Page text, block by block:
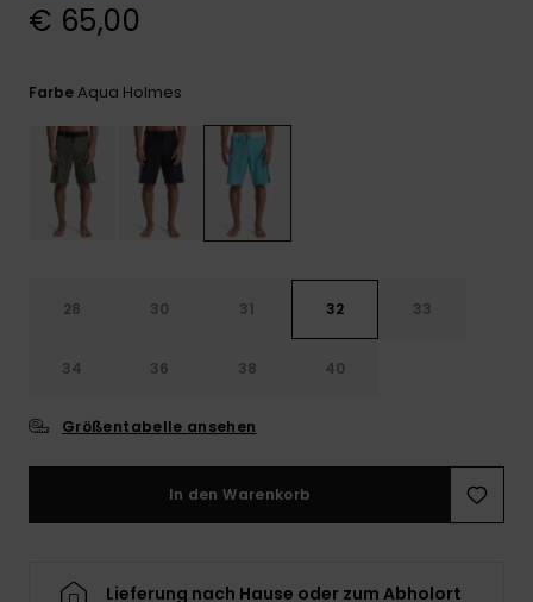
€ 65,00
FarbeAqua Holmes
28 30 31 32 33
34 36 38 40
Größentabelle ansehen
In den Warenkorb
Lieferung nach Hause oder zum Abholort